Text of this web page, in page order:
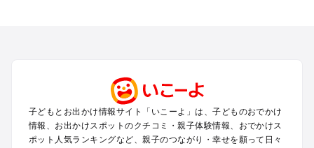
関西のプールおでかけ
中国･四国のプールおでかけ
九州･沖縄のプールおでかけ
子どもとお出かけ情報サイト「いこーよ」は、子どものおでかけ
情報、お出かけスポットのクチコミ・親子体験情報、おでかけス
ポット人気ランキングなど、親子のつながり・幸せを願って日々